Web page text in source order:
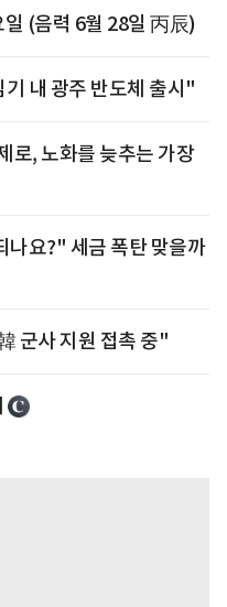
(음력 6월 28일 丙辰)
내 광주 반도체 출시"
로, 노화를 늦추는 가장
나요?" 세금 폭탄 맞을까
군사 지원 접촉 중"